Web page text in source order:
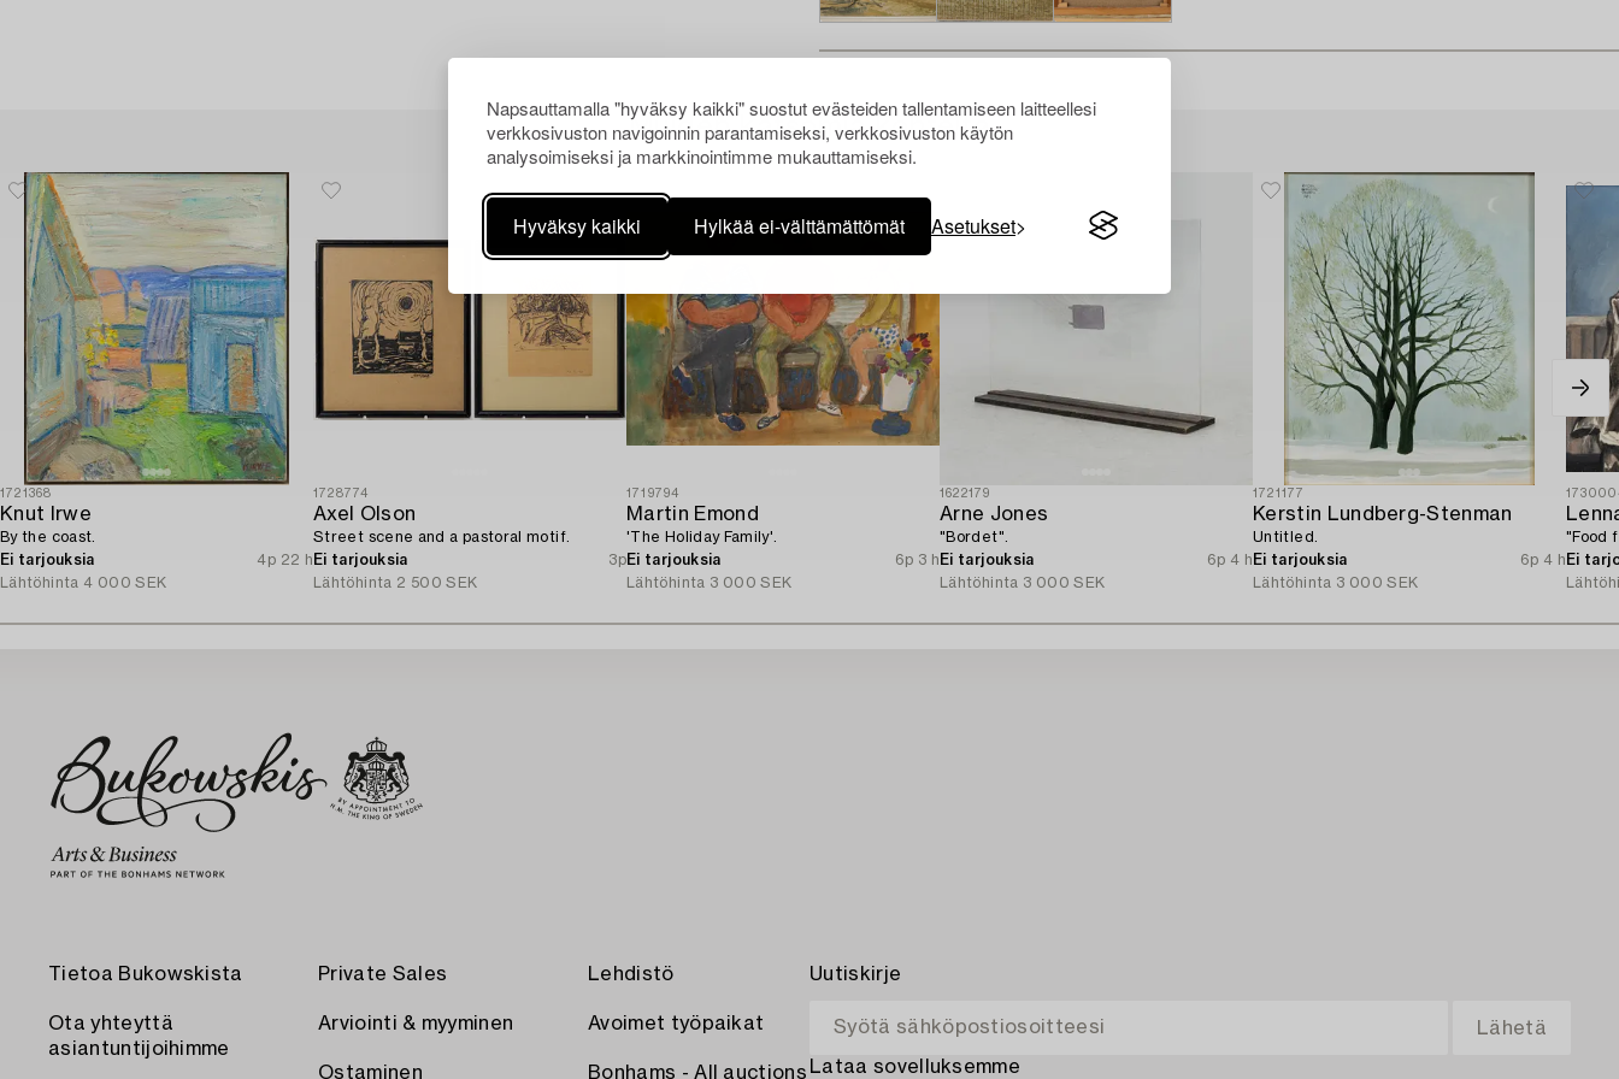
Napsauttamalla "hyväksy kaikki" suostut evästeiden tallentamiseen laitteellesi
verkkosivuston navigoinnin parantamiseksi, verkkosivuston käytön
analysoimiseksi ja markkinointimme mukauttamiseksi.
Hyväksy kaikki Hylkää ei-välttämättömät Asetukset
Muiden katsomia kohteita
1721368
Knut Irwe
By the coast.
Ei tarjouksia
4p 22 h
Lähtöhinta 4 000 SEK
1728774
Axel Olson
Street scene and a pastoral motif.
Ei tarjouksia
3p
Lähtöhinta 2 500 SEK
1719794
Martin Emond
'The Holiday Family'.
Ei tarjouksia
6p 3 h
Lähtöhinta 3 000 SEK
1622179
Arne Jones
"Bordet".
Ei tarjouksia
6p 4 h
Lähtöhinta 3 000 SEK
1721177
Kerstin Lundberg-Stenman
Untitled.
Ei tarjouksia
6p 4 h
Lähtöhinta 3 000 SEK
"Food
Ei
Tietoa Bukowskista
Ota yhteyttä
asiantuntijoihimme
Private Sales
Arviointi & myyminen
Ostaminen
Lehdistö
Avoimet työpaikat
Bonhams - All auctions
Uutiskirje
Lataa sovelluksemme